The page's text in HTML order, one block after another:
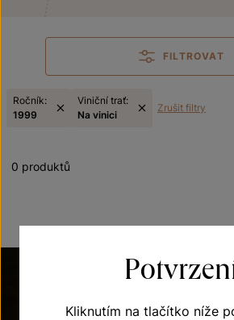
FILTROVAT
Ročník:
1999
Viniční trať:
Na vinici
Zrušit filtry
0 produktů
Kliknutím na tlačítko níže